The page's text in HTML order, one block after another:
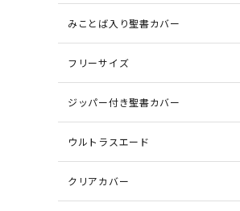
みことば入り聖書カバー
フリーサイズ
ジッパー付き聖書カバー
ウルトラスエード
クリアカバー